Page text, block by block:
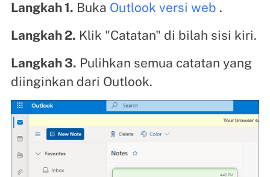
Langkah 1. Buka Outlook versi web .
Langkah 2. Klik "Catatan" di bilah sisi kiri.
Langkah 3. Pulihkan semua catatan yang
diinginkan dari Outlook.